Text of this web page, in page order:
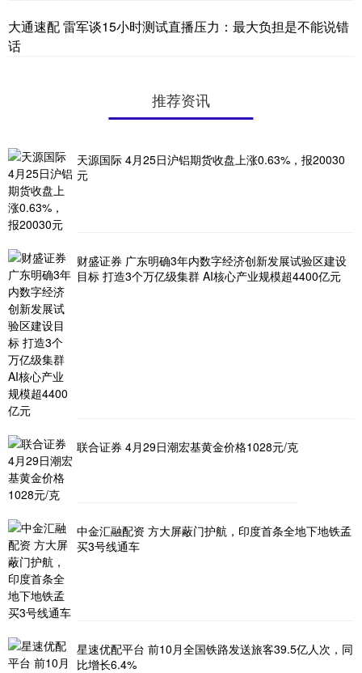
大通速配 雷军谈15小时测试直播压力：最大负担是不能说错
话
推荐资讯
天源国际 4月25日沪铝期货收盘上涨0.63%，报20030
元
财盛证券 广东明确3年内数字经济创新发展试验区建设
目标 打造3个万亿级集群 AI核心产业规模超4400亿元
联合证券 4月29日潮宏基黄金价格1028元/克
中金汇融配资 方大屏蔽门护航，印度首条全地下地铁孟
买3号线通车
星速优配平台 前10月全国铁路发送旅客39.5亿人次，同
比增长6.4%